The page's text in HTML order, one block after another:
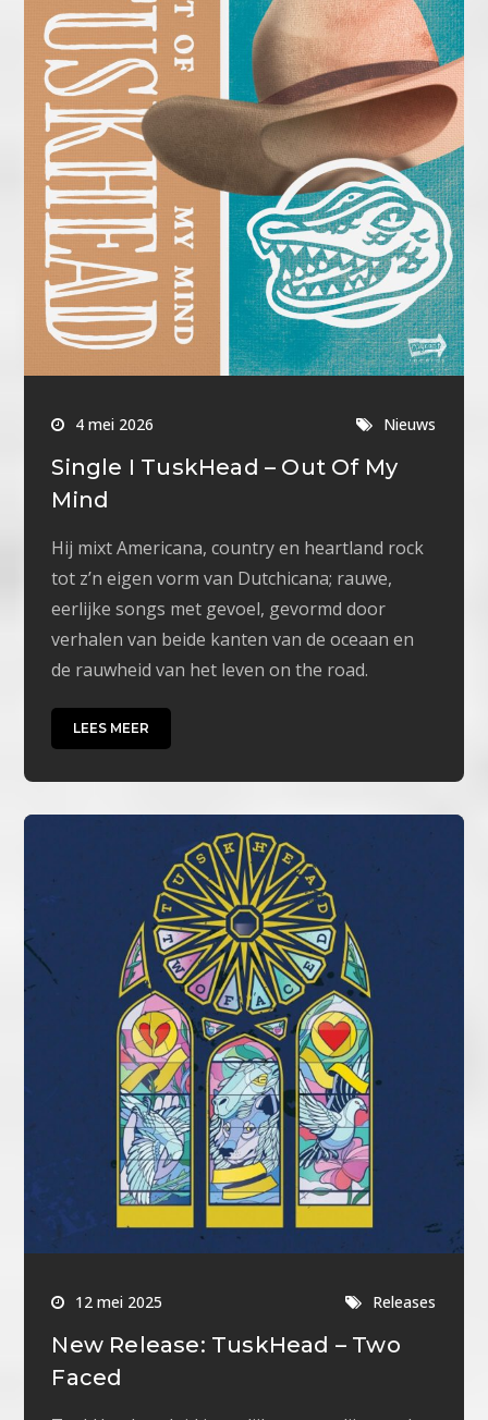
4 mei 2026 Nieuws
Single I TuskHead – Out Of My
Mind
Hij mixt Americana, country en heartland rock
tot z’n eigen vorm van Dutchicana; rauwe,
eerlijke songs met gevoel, gevormd door
verhalen van beide kanten van de oceaan en
de rauwheid van het leven on the road.
LEES MEER
12 mei 2025 Releases
New Release: TuskHead – Two
Faced